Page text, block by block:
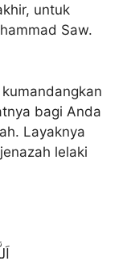
untuk
Saw.
bagi Anda
Layaknya
lelaki